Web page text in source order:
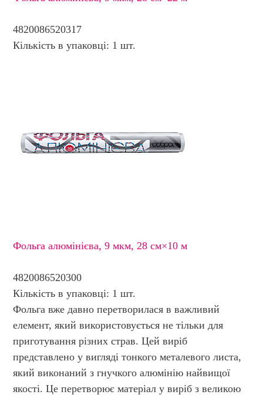
4820086520317
Кількість в упаковці: 1 шт.
Фольга алюмінієва, 9 мкм, 28 см×10 м
4820086520300
Кількість в упаковці: 1 шт.
Фольга вже давно перетворилася в важливий
елемент, який використовується не тільки для
приготування різних страв. Цей виріб
представлено у вигляді тонкого металевого листа,
який виконаний з гнучкого алюмінію найвищої
якості. Це перетворює матеріал у виріб з великою